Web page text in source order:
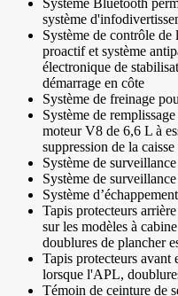
Système Bluetooth
système
Système de contrôle
proactif et système
électronique de
démarrage en côte
Système de freinage
Système de
moteur V8 de 6,6 L à
suppression de la
Système de
Système de
Système
Tapis protecteurs
sur les modèles à
doublures de plancher
Tapis protecteurs
lorsque l'APL,
Témoin de ceinture de